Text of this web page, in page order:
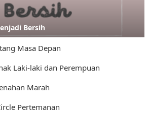
Bersih
Masa Depan
Laki-laki dan Perempuan
Marah
Pertemanan